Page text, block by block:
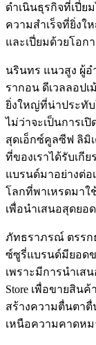
ดำเนินธุรกิจที่เปี่ย
ความสำเร็จที่ยิ่งใ
และเปี่ยมด้วยโอก
นรินทร แนวสูง ผู้อ
รากอน ดีเวลลอป
ยิ่งใหญ่ที่น่าประทั
ไม่ว่าจะเป็นการเ
สุดเอ็กซ์คูลซีฟ ลิมิ
ที่ของเราได้รับเกี
แบรนด์มาอย่างต่อ
โลกที่พาเหรดมา
เพื่อนำเสนอสุดย
ภัทธราภรณ์ ตรรก
ซ์ซูรี่แบรนด์มียอด
เพราะมีการนำเส
Store เพื่อขายสิน
สร้างความตื่นตา
เหนือความคาดหม